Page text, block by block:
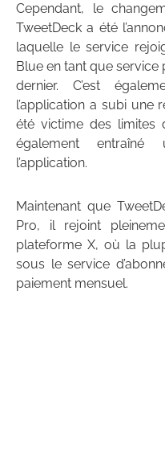
Cependant, le
TweetDeck a été
laquelle le service
Blue en tant que service
dernier. C’est
l’application a subi une
été victime des limites
également entraîné
l’application.
Maintenant que
Pro, il rejoint
plateforme X, où la
sous le service
paiement mensuel.